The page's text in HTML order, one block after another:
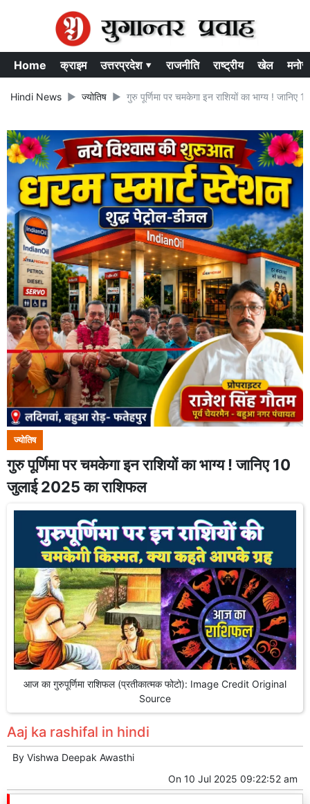
Home क्राइम उत्तरप्रदेश ▾ राजनीति राष्ट्रीय खेल
Hindi News ज्योतिष गुरु पूर्णिमा पर चमकेगा इन राशियों का भाग्य !
ज्योतिष
गुरु पूर्णिमा पर चमकेगा इन राशियों का भाग्य ! जानिए 10
जुलाई 2025 का राशिफल
आज का गुरुपूर्णिमा राशिफल (प्रतीकात्मक फोटो): Image Credit Original
Source
Aaj ka rashifal in hindi
By Vishwa Deepak Awasthi
On 10 Jul 2025 09:22:52 am